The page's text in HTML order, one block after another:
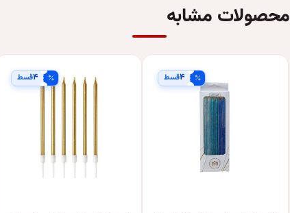
محصولات مشابه
۴قسط ۴قسط